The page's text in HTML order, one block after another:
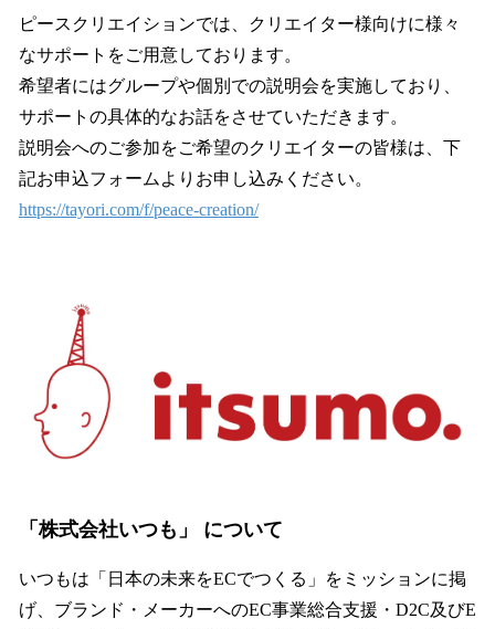
ピースクリエイションでは、クリエイター様向けに様々
なサポートをご用意しております。
希望者にはグループや個別での説明会を実施しており、
サポートの具体的なお話をさせていただきます。
説明会へのご参加をご希望のクリエイターの皆様は、下
記お申込フォームよりお申し込みください。
https://tayori.com/f/peace-creation/
「株式会社いつも」 について
いつもは「日本の未来をECでつくる」をミッションに掲
げ、ブランド・メーカーへのEC事業総合支援・D2C及びE